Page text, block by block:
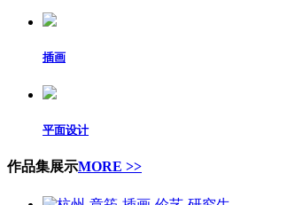
插画
平面设计
作品集展示MORE >>